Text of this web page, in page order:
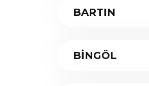
BARTIN
BİNGÖL